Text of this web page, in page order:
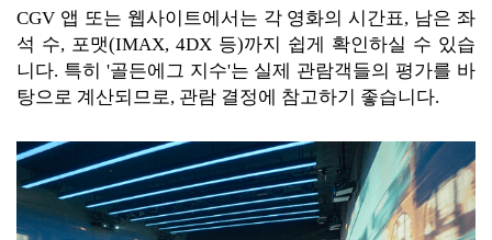
CGV 앱 또는 웹사이트에서는 각 영화의 시간표, 남은 좌
석 수, 포맷(IMAX, 4DX 등)까지 쉽게 확인하실 수 있습
니다. 특히 '골든에그 지수'는 실제 관람객들의 평가를 바
탕으로 계산되므로, 관람 결정에 참고하기 좋습니다.